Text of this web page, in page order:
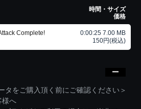
時間・サイズ
価格
Complete!
0:00:25 7.00 MB
150円(税込)
をご購入頂く前にご確認ください＞
様へ